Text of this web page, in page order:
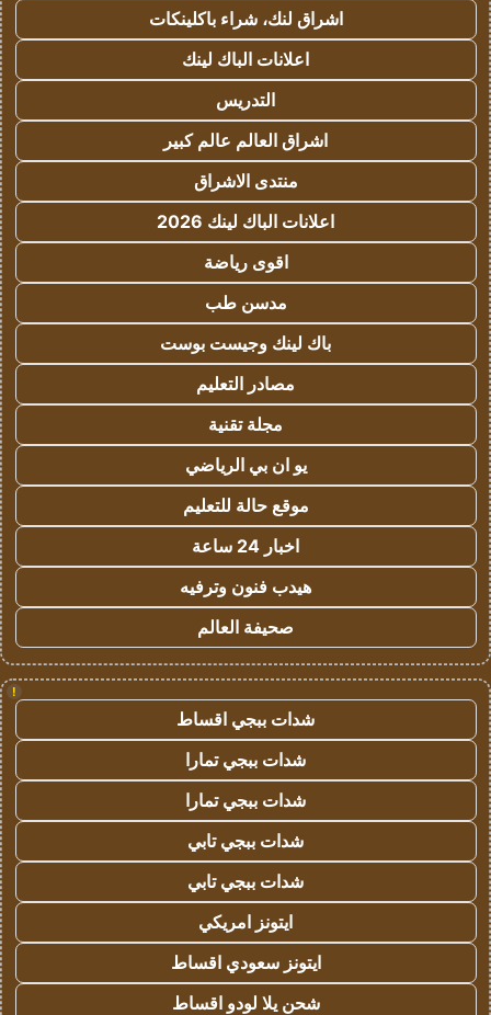
اشراق لنك، شراء باكلينكات
اعلانات الباك لينك
التدريس
اشراق العالم عالم كبير
منتدى الاشراق
اعلانات الباك لينك 2026
اقوى رياضة
مدسن طب
باك لينك وجيست بوست
مصادر التعليم
مجلة تقنية
يو ان بي الرياضي
موقع حالة للتعليم
اخبار 24 ساعة
هيدب فنون وترفيه
صحيفة العالم
!
شدات ببجي اقساط
شدات ببجي تمارا
شدات ببجي تمارا
شدات ببجي تابي
شدات ببجي تابي
ايتونز امريكي
ايتونز سعودي اقساط
شحن يلا لودو اقساط